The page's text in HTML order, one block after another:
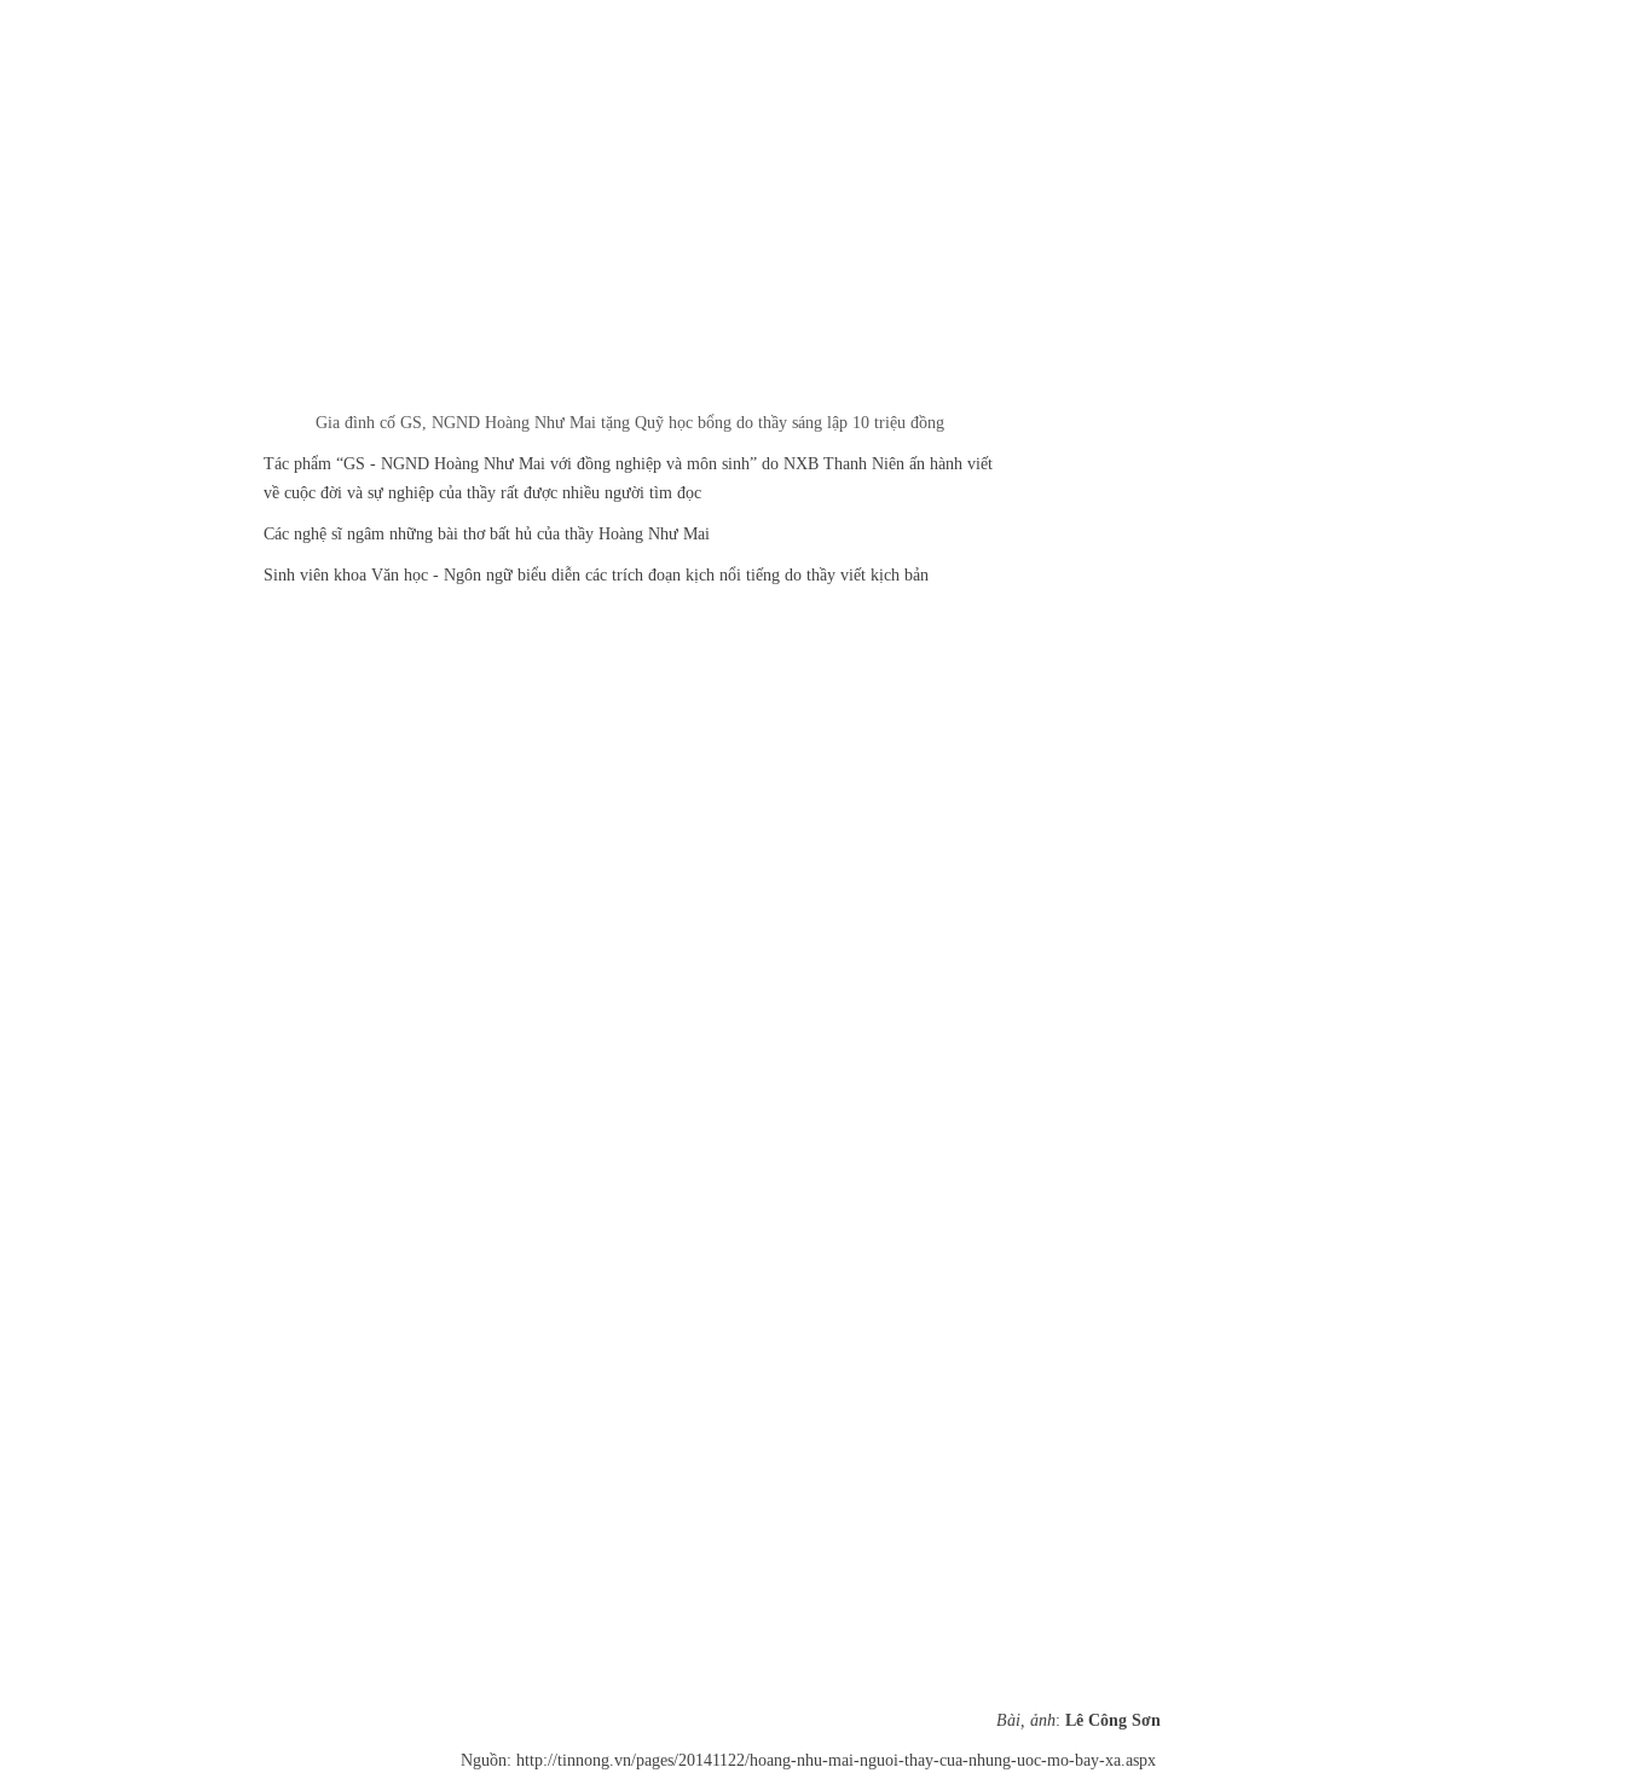
Gia đình cố GS, NGND Hoàng Như Mai tặng Quỹ học bổng do thầy sáng lập 10 triệu đồng
Tác phẩm “GS - NGND Hoàng Như Mai với đồng nghiệp và môn sinh” do NXB Thanh Niên ấn hành viết
về cuộc đời và sự nghiệp của thầy rất được nhiều người tìm đọc
Các nghệ sĩ ngâm những bài thơ bất hủ của thầy Hoàng Như Mai
Sinh viên khoa Văn học - Ngôn ngữ biểu diễn các trích đoạn kịch nổi tiếng do thầy viết kịch bản
Bài, ảnh: Lê Công Sơn
Nguồn: http://tinnong.vn/pages/20141122/hoang-nhu-mai-nguoi-thay-cua-nhung-uoc-mo-bay-xa.aspx